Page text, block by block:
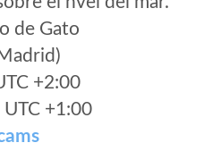
de Gato
+2:00
+1:00